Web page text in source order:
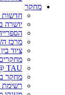
מחקר
יושרה
מרכז
ציוד
TAU
מחקר
רשימת